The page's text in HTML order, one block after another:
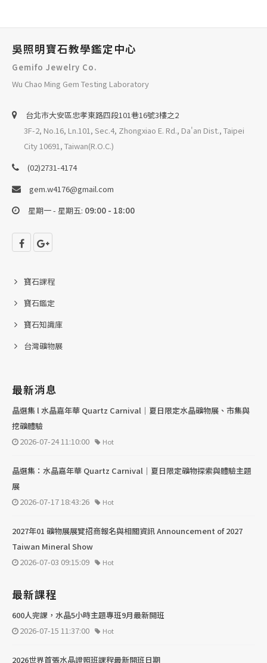
吳照明寶石教學鑑定中心
Gemifo Jewelry Co.
Wu Chao Ming Gem Testing Laboratory
台北巿大安區忠孝東路四段101巷16號3樓之2
3F-2, No.16, Ln.101, Sec.4, Zhongxiao E. Rd., Da'an Dist., Taipei
City 10691, Taiwan(R.O.C.)
(02)2731-4174
gem.w4176@gmail.com
星期一 - 星期五: 09:00 - 18:00
寶石課程
寶石鑑定
寶石知識庫
台灣礦物展
最新消息
晶選集 l 水晶嘉年華 Quartz Carnival｜夏日限定水晶礦物展、市集與
挖礦體驗
2026-07-24 11:10:00
Hot
晶選集：水晶嘉年華 Quartz Carnival｜夏日限定礦物探索與體驗主題
展
2026-07-17 18:43:26
Hot
2027年01 礦物展展覽招商報名與相關資訊 Announcement of 2027
Taiwan Mineral Show
2026-07-03 09:15:09
Hot
最新課程
600人完課，水晶5小時主題專班9月最新開班
2026-07-15 11:37:00
Hot
2026世界首張水晶證照班課程最新開班日期